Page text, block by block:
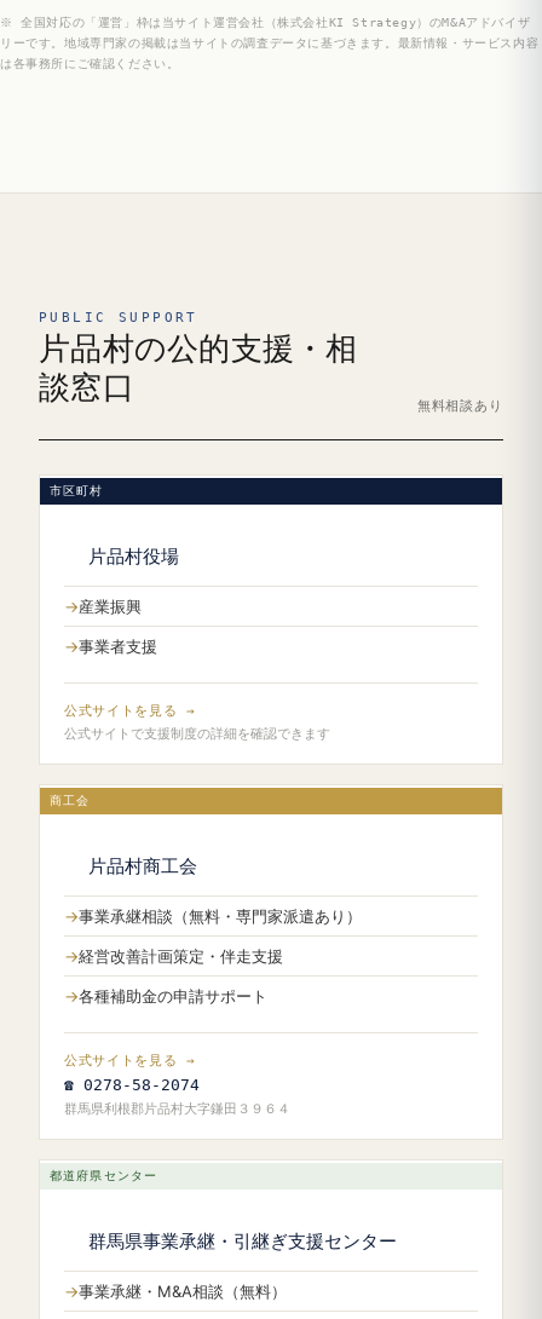
※ 全国対応の「運営」枠は当サイト運営会社（株式会社KI Strategy）のM&Aアドバイザ
リーです。地域専門家の掲載は当サイトの調査データに基づきます。最新情報・サービス内容
は各事務所にご確認ください。
PUBLIC SUPPORT
片品村の公的支援・相
談窓口
無料相談あり
市区町村
片品村役場
産業振興
事業者支援
公式サイトを見る →
公式サイトで支援制度の詳細を確認できます
商工会
片品村商工会
事業承継相談（無料・専門家派遣あり）
経営改善計画策定・伴走支援
各種補助金の申請サポート
公式サイトを見る →
☎ 0278-58-2074
群馬県利根郡片品村大字鎌田３９６４
都道府県センター
群馬県事業承継・引継ぎ支援センター
事業承継・M&A相談（無料）